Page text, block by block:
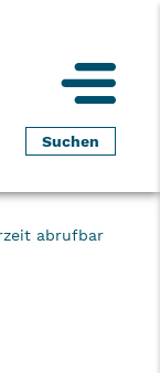
abrufbar